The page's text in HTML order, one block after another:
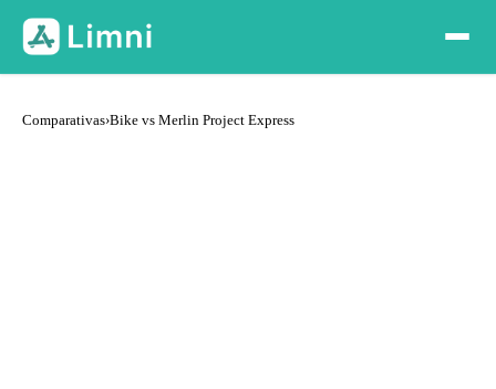
Comparativas›Bike vs Merlin Project Express